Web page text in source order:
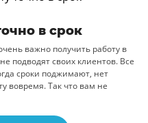
в срок
важно получить работу в
подводят своих клиентов. Все
сроки поджимают, нет
вовремя. Так что вам не